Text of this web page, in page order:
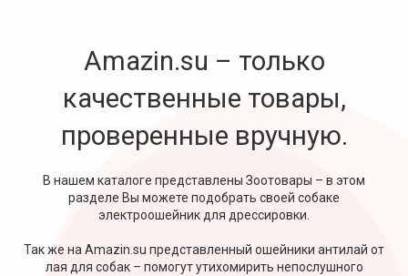
Amazin.su – только
качественные товары,
проверенные вручную.
В нашем каталоге представлены Зоотовары – в этом
разделе Вы можете подобрать своей собаке
электроошейник для дрессировки.
Так же на Amazin.su представленный ошейники антилай от
лая для собак – помогут утихомирить непослушного